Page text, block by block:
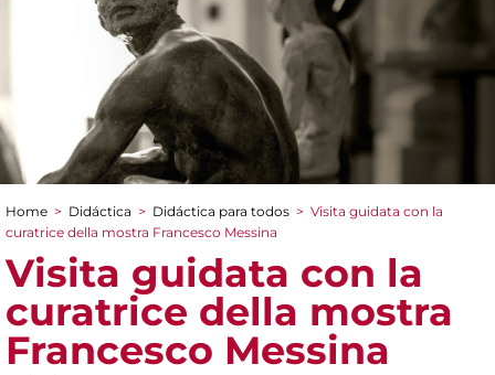
You are here
Home > Didáctica > Didáctica para todos > Visita guidata con la
curatrice della mostra Francesco Messina
Visita guidata con la
curatrice della mostra
Francesco Messina